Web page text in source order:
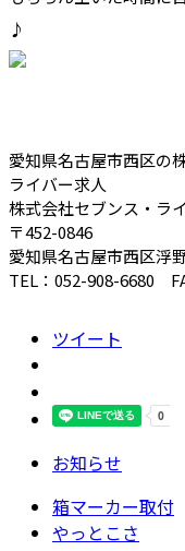
♪
愛知県名古屋市西区の
ライバー求人
株式会社セブンス・ラ
〒452-0846
愛知県名古屋市西区浮
TEL：052-908-6680
ツイート
お知らせ
箱マーカー取付
やっとこさ